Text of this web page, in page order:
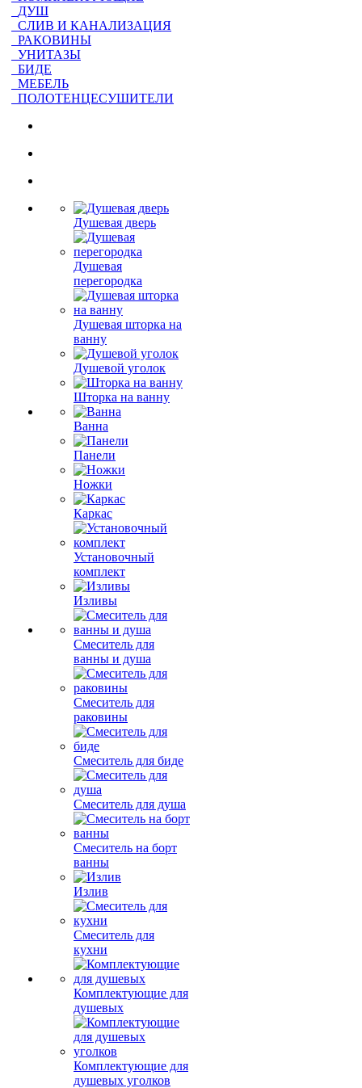
ДУШ
СЛИВ И КАНАЛИЗАЦИЯ
РАКОВИНЫ
УНИТАЗЫ
БИДЕ
МЕБЕЛЬ
ПОЛОТЕНЦЕСУШИТЕЛИ
Душевая дверь
Душевая
перегородка
Душевая шторка на
ванну
Душевой уголок
Шторка на ванну
Ванна
Панели
Ножки
Каркас
Установочный
комплект
Изливы
Смеситель для
ванны и душа
Смеситель для
раковины
Смеситель для биде
Смеситель для душа
Смеситель на борт
ванны
Излив
Смеситель для
кухни
Комплектующие для
душевых
Комплектующие для
душевых уголков